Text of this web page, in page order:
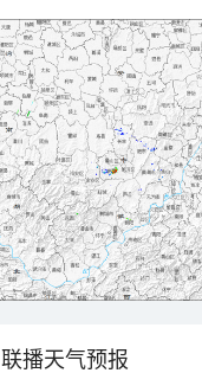
联播天气预报